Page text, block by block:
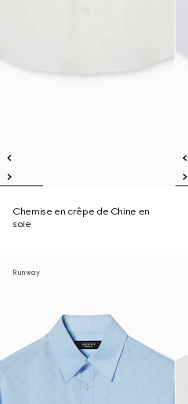
Chemise en crêpe de Chine en
soie
Runway